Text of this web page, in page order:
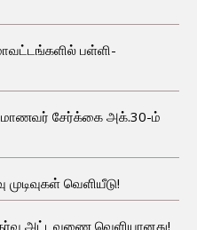
பள்ளி-
மாணவர் சேர்க்கை அக்.30-ம்
வெளியீடு!
அட்டவணை வெளியானது!